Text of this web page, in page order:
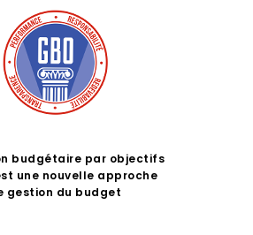
budgétaire par objectifs
une nouvelle approche
gestion du budget